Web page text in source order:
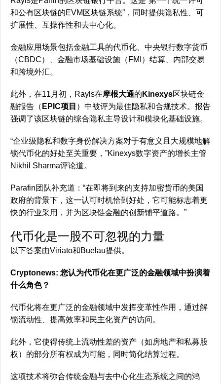
和公有区块链的EVM区块链系统”，同时提供隐私性、可
扩展性、互操作性和去中心化。
金融应用场景包括金融工具的代币化、中央银行数字货币
（CBDC）、金融市场基础设施（FMI）结算、内部交易
和跨境外汇。
此外，在11月初，Rayls在摩根大通的 Kinexys区块链金
融报告（ EPIC项目 ）中被评为最佳隐私和合规技术。报告
强调了该区块链的综合隐私主导设计和模块化基础设施。
“企业级隐私和数字身份解决方案对于有意义且大规模地解
锁代币化的好处至关重要，”Kinexys数字资产的增长主管
Nikhil Sharma评论道。
Parafin团队补充道：“在即将到来的支持加密货币的美国
政府的背景下，这一认可时机恰到好处，它可能标志着更
快的行业采用，并为区块链金融的创新铺平道路。”
代币化是一股不可忽视的力量
以下答案由Viriato和Buelau提供。
Cryptonews: 您认为代币化在更广泛的金融领域中扮演着
什么角色？
代币化将在更广泛的金融领域中发挥变革性作用，通过解
锁流动性、提高效率和民主化资产的访问。
此外，它使得传统上流动性差的资产（如房地产和私募股
权）的部分所有权成为可能，同时简化结算过程。
这项技术将弥合传统金融与去中心化生态系统之间的鸿